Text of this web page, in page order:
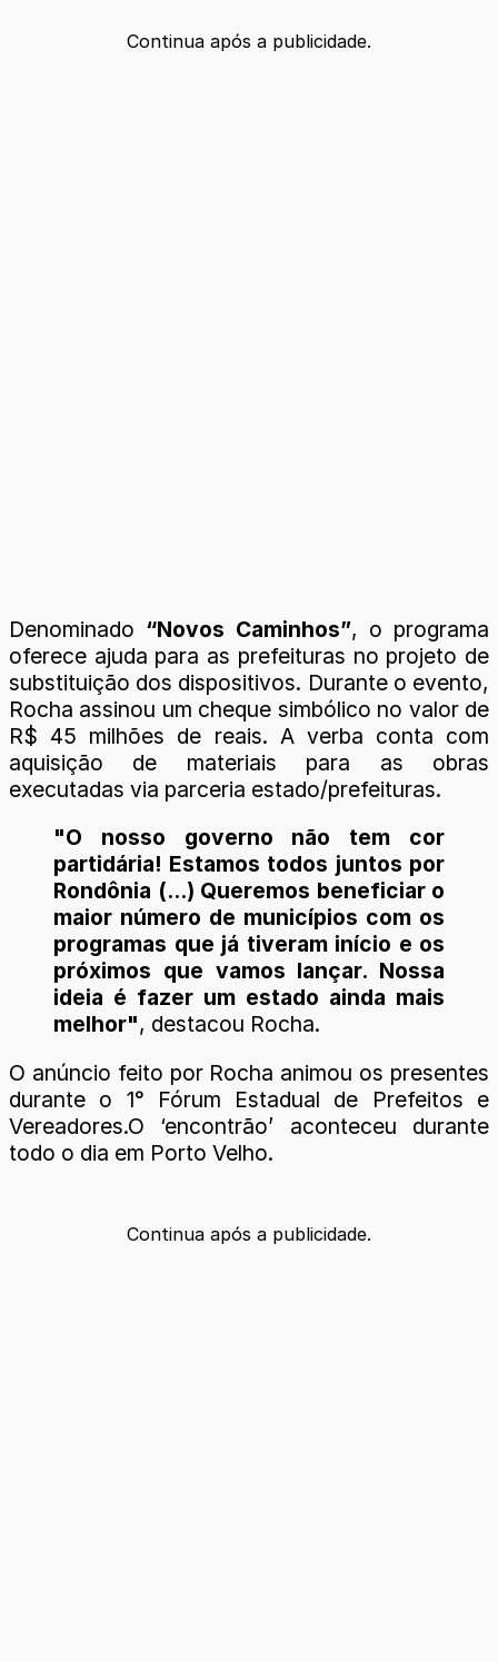
Continua após a publicidade.
Denominado “Novos Caminhos”, o programa
oferece ajuda para as prefeituras no projeto de
substituição dos dispositivos. Durante o evento,
Rocha assinou um cheque simbólico no valor de
R$ 45 milhões de reais. A verba conta com
aquisição de materiais para as obras
executadas via parceria estado/prefeituras.
"O nosso governo não tem cor
partidária! Estamos todos juntos por
Rondônia (...) Queremos beneficiar o
maior número de municípios com os
programas que já tiveram início e os
próximos que vamos lançar. Nossa
ideia é fazer um estado ainda mais
melhor", destacou Rocha.
O anúncio feito por Rocha animou os presentes
durante o 1° Fórum Estadual de Prefeitos e
Vereadores.O ‘encontrão’ aconteceu durante
todo o dia em Porto Velho.
Continua após a publicidade.